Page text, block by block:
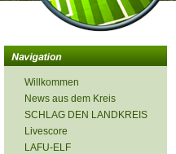
Willkommen
News aus dem Kreis
SCHLAG DEN LANDKREIS
Livescore
LAFU-ELF